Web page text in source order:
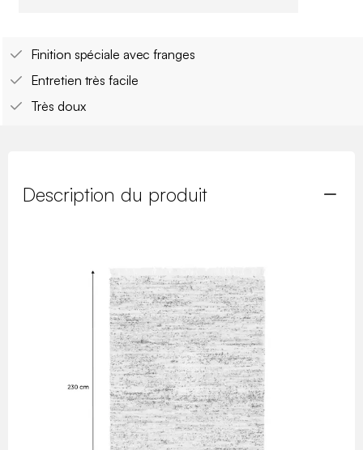
Finition spéciale avec franges
Entretien très facile
Très doux
Description du produit